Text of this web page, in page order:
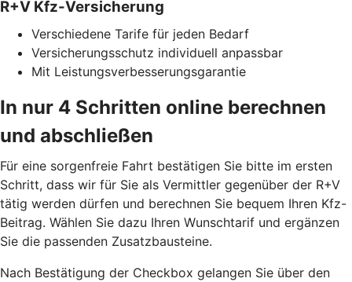
R+V Kfz-Versicherung
Verschiedene Tarife für jeden Bedarf
Versicherungsschutz individuell anpassbar
Mit Leistungsverbesserungsgarantie
In nur 4 Schritten online berechnen
und abschließen
Für eine sorgenfreie Fahrt bestätigen Sie bitte im ersten
Schritt, dass wir für Sie als Vermittler gegenüber der R+V
tätig werden dürfen und berechnen Sie bequem Ihren Kfz-
Beitrag. Wählen Sie dazu Ihren Wunschtarif und ergänzen
Sie die passenden Zusatzbausteine.
Nach Bestätigung der Checkbox gelangen Sie über den